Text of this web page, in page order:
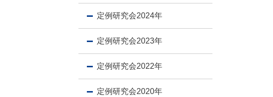
定例研究会2024年
定例研究会2023年
定例研究会2022年
定例研究会2020年